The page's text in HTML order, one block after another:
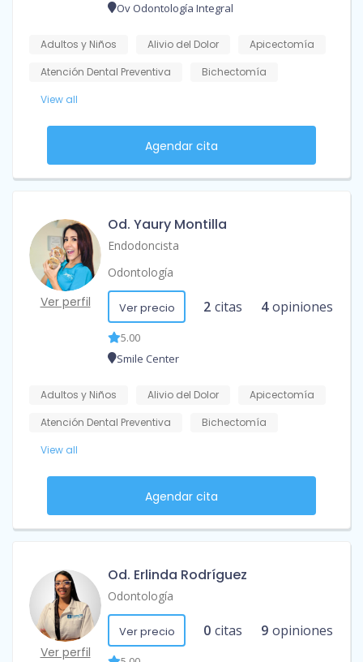
Ov Odontología Integral
Adultos y Niños Alivio del Dolor
Apicectomía
Atención Dental Preventiva
Bichectomía
View all
Agendar cita
Ver perfil
Od. Yaury Montilla
Endodoncista
Odontología
Ver precio 2 citas 4 opiniones
5.00
Smile Center
Adultos y Niños Alivio del Dolor
Apicectomía
Atención Dental Preventiva
Bichectomía
View all
Agendar cita
Ver perfil
Od. Erlinda Rodríguez
Odontología
Ver precio 0 citas 9 opiniones